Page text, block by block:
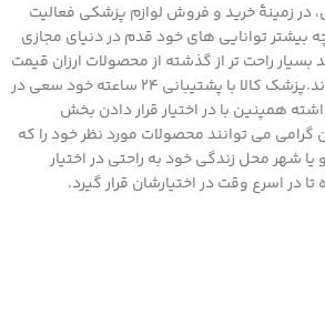
در زمینۀ خرید و فروش لوازم پزشکی فعالیت
بیشتر توانایی های خود قدم در دنیای مجازی
بسیار راحت تر از گذشته از محصولات ارزان قیمت
و با کیفیت ما بهره مند گردند.پزشک کالا با پشتیبانی 24 ساعته خود سعی در
همپنین با در اختیار قرار دادن بخش
گرامی می توانند محصولات مورد نظر خود را که
شهر محل زندگی خود به راحتی در اختیار
در اسرع وقت در اختیارشان قرار گیرد.